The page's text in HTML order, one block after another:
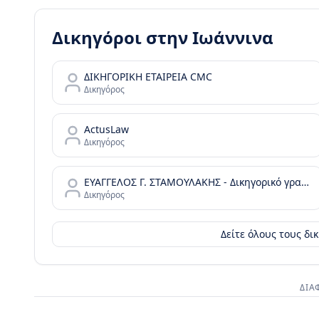
Δικηγόροι στηνΙωάννινα
ΔΙΚΗΓΟΡΙΚΗ ΕΤΑΙΡΕΙΑ CMC
Δικηγόρος
ActusLaw
Δικηγόρος
ΕΥΑΓΓΕΛΟΣ Γ. ΣΤΑΜΟΥΛΑΚΗΣ - Δικηγορικό γραφείο/law office
Δικηγόρος
Δείτε όλους τους